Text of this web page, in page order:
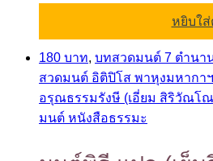
หยิบใส่
180 บาท, บทสวดมนต์ 7 ตำนา
สวดมนต์ อิติปิโส พาหุงมหากาฯ
อรุณธรรมรังษี (เอี่ยม สิริวัณโ
มนต์ หนังสือธรรมะ